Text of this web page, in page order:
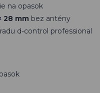
na opasok
28 mm bez antény
d-control professional